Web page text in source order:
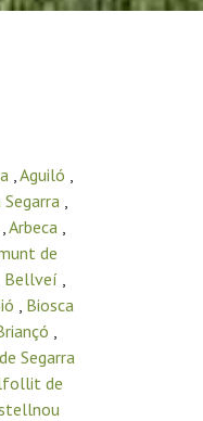
,Aguiló ,
,
,Arbeca ,
de
Bellveí ,
, Biosca
,
Segarra
de